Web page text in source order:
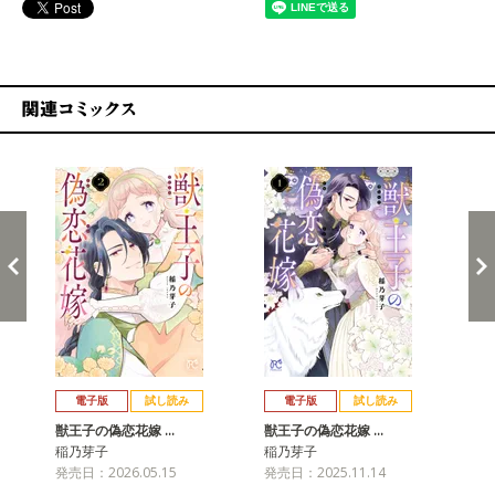
電子版 試し読み
獣王子の偽恋花嫁 …
稲乃芽子
発売日：2026.05.15
電子版 試し読み
獣王子の偽恋花嫁 …
稲乃芽子
発売日：2025.11.14